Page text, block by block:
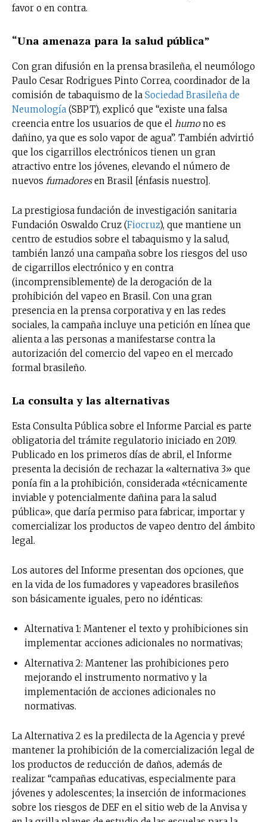
favor o en contra.
“Una amenaza para la salud pública”
Con gran difusión en la prensa brasileña, el neumólogo
Paulo Cesar Rodrigues Pinto Correa, coordinador de la
comisión de tabaquismo de la Sociedad Brasileña de
Neumología (SBPT), explicó que “existe una falsa
creencia entre los usuarios de que el humono es
dañino, ya que es solo vapor de agua”. También advirtió
que los cigarrillos electrónicos tienen un gran
atractivo entre los jóvenes, elevando el número de
nuevos fumadoresen Brasil [énfasis nuestro].
La prestigiosa fundación de investigación sanitaria
Fundación Oswaldo Cruz (Fiocruz), que mantiene un
centro de estudios sobre el tabaquismo y la salud,
también lanzó una campaña sobre los riesgos del uso
de cigarrillos electrónico y en contra
(incomprensiblemente) de la derogación de la
prohibición del vapeo en Brasil. Con una gran
presencia en la prensa corporativa y en las redes
sociales, la campaña incluye una petición en línea que
alienta a las personas a manifestarse contra la
autorización del comercio del vapeo en el mercado
formal brasileño.
La consulta y las alternativas
Esta Consulta Pública sobre el Informe Parcial es parte
obligatoria del trámite regulatorio iniciado en 2019.
Publicado en los primeros días de abril, el Informe
presenta la decisión de rechazar la «alternativa 3» que
ponía fin a la prohibición, considerada «técnicamente
inviable y potencialmente dañina para la salud
pública», que daría permiso para fabricar, importar y
comercializar los productos de vapeo dentro del ámbito
legal.
Los autores del Informe presentan dos opciones, que
en la vida de los fumadores y vapeadores brasileños
son básicamente iguales, pero no idénticas:
Alternativa 1: Mantener el texto y prohibiciones sin
implementar acciones adicionales no normativas;
Alternativa 2: Mantener las prohibiciones pero
mejorando el instrumento normativo y la
implementación de acciones adicionales no
normativas.
La Alternativa 2 es la predilecta de la Agencia y prevé
mantener la prohibición de la comercialización legal de
los productos de reducción de daños, además de
realizar “campañas educativas, especialmente para
jóvenes y adolescentes; la inserción de informaciones
sobre los riesgos de DEF en el sitio web de la Anvisa y